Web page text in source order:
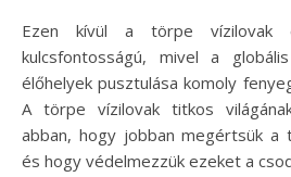
Ezen kívül a törpe vízilovak
kulcsfontosságú, mivel a
élőhelyek pusztulása komoly
A törpe vízilovak titkos
abban, hogy jobban megértsük a
és hogy védelmezzük ezeket a